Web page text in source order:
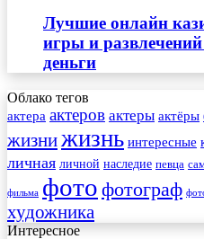
Лучшие онлайн
игры и развлечений
деньги
Облако тегов
актера актеров актеры актёры
жизнижизнь интересные
личная личной наследие певца
фильма фото фотограф
художника
Интересное